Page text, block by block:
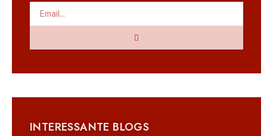
INTERESSANTE BLOGS